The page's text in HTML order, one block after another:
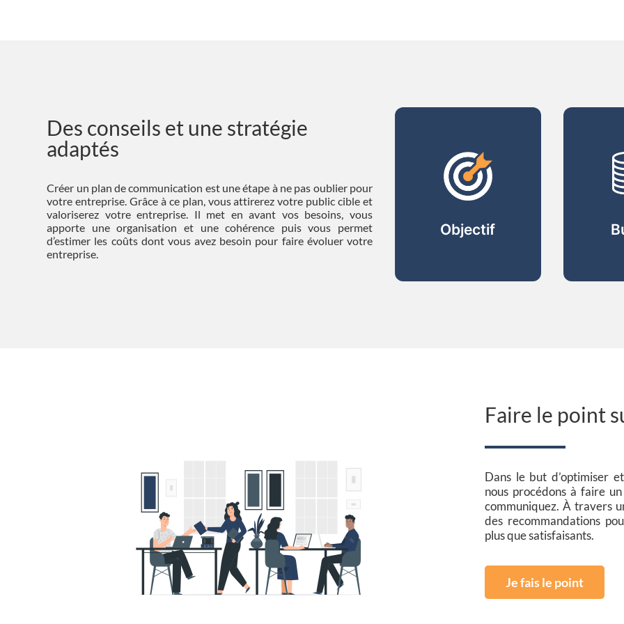
Des conseils et une stratégie
adaptés
Créer un plan de communication est une étape à ne pas oublier pour
votre entreprise. Grâce à ce plan, vous attirerez votre public cible et
valoriserez votre entreprise. Il met en avant vos besoins, vous
apporte une organisation et une cohérence puis vous permet
d’estimer les coûts dont vous avez besoin pour faire évoluer votre
entreprise.
Objectif
de
communication en
utilisant la
méthode SMART.
Faire le point
Dans le but d’optimiser
nous procédons à faire
communiquez. À travers
des recommandations
plus que satisfaisants.
Je fais le point